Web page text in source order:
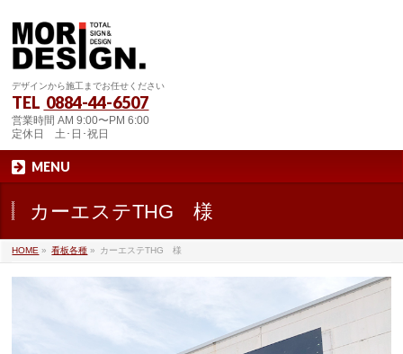
デザインから施工までお任せください
TEL 0884-44-6507
営業時間 AM 9:00〜PM 6:00
定休日 土･日･祝日
MENU
カーエステTHG 様
HOME » 看板各種 » カーエステTHG 様